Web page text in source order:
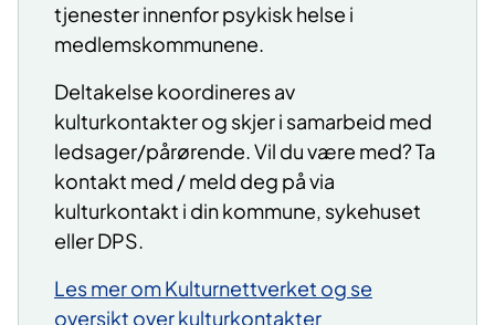
tjenester innenfor psykisk helse i
medlemskommunene.
Deltakelse koordineres av
kulturkontakter og skjer i samarbeid med
ledsager/pårørende. Vil du være med? Ta
kontakt med / meld deg på via
kulturkontakt i din kommune, sykehuset
eller DPS.
Les mer om Kulturnettverket og se
oversikt over kulturkontakter